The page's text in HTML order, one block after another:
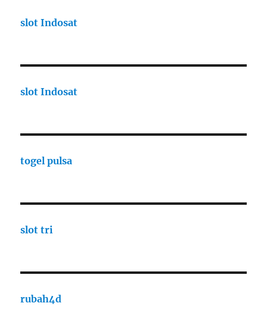
slot Indosat
slot Indosat
togel pulsa
slot tri
rubah4d